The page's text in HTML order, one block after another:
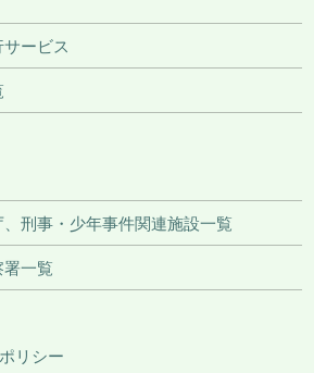
ービス
刑事・少年事件関連施設一覧
一覧
リシー